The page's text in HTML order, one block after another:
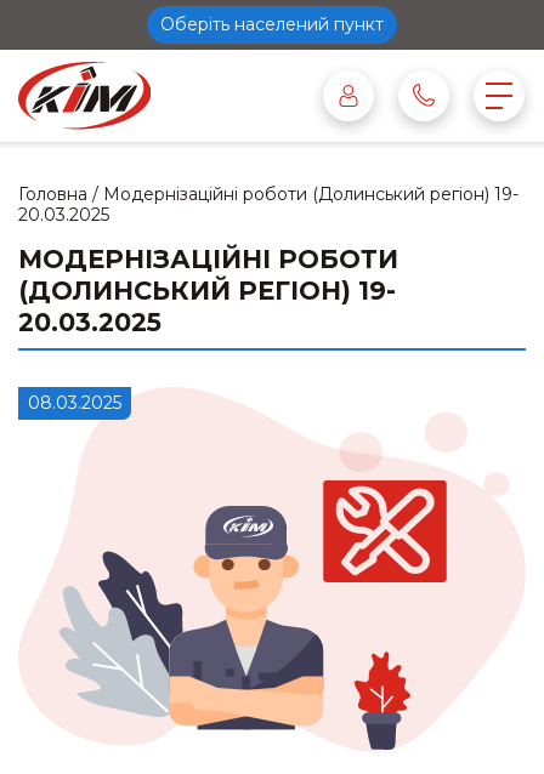
Оберіть населений пункт
Головна / Модернізаційні роботи (Долинський регіон) 19-
20.03.2025
МОДЕРНІЗАЦІЙНІ РОБОТИ
(ДОЛИНСЬКИЙ РЕГІОН) 19-
20.03.2025
08.03.2025